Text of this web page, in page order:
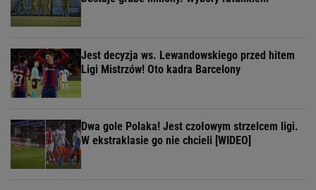
Jest decyzja ws. Lewandowskiego przed hitem
Ligi Mistrzów! Oto kadra Barcelony
Dwa gole Polaka! Jest czołowym strzelcem ligi.
W ekstraklasie go nie chcieli [WIDEO]